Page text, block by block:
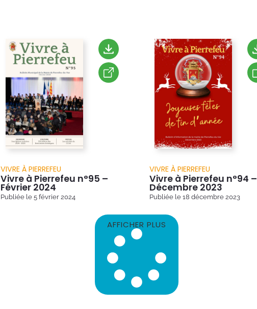
VIVRE À PIERREFEU
Vivre à Pierrefeu n°95 –
Février 2024
Publiée le 5 février 2024
VIVRE À PIERREFEU
Vivre à Pierrefeu n°94 –
Décembre 2023
Publiée le 18 décembre 2023
AFFICHER PLUS